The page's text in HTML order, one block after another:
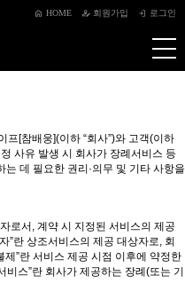
HOME 회원가입 로그인
[참배웅](이하 “회사”)와 고객(이하
사유 발생 시 회사가 장례서비스 등
데 필요한 권리·의무 및 기타 사항을
로서, 계약 시 지정된 서비스의 제공
”란 상조서비스의 제공 대상자로, 회
”란 서비스 제공 시점 이후에 약정한
스”란 회사가 제공하는 장례(또는 기